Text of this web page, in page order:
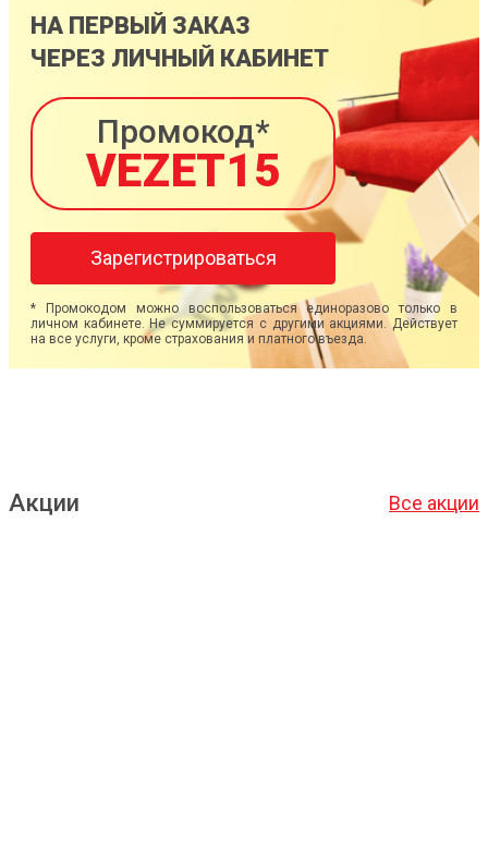
НА ПЕРВЫЙ ЗАКАЗ
ЧЕРЕЗ ЛИЧНЫЙ КАБИНЕТ
Промокод*
VEZET15
Зарегистрироваться
* Промокодом можно воспользоваться единоразово только в
личном кабинете. Не суммируется с другими акциями. Действует
на все услуги, кроме страхования и платного въезда.
Акции Все акции